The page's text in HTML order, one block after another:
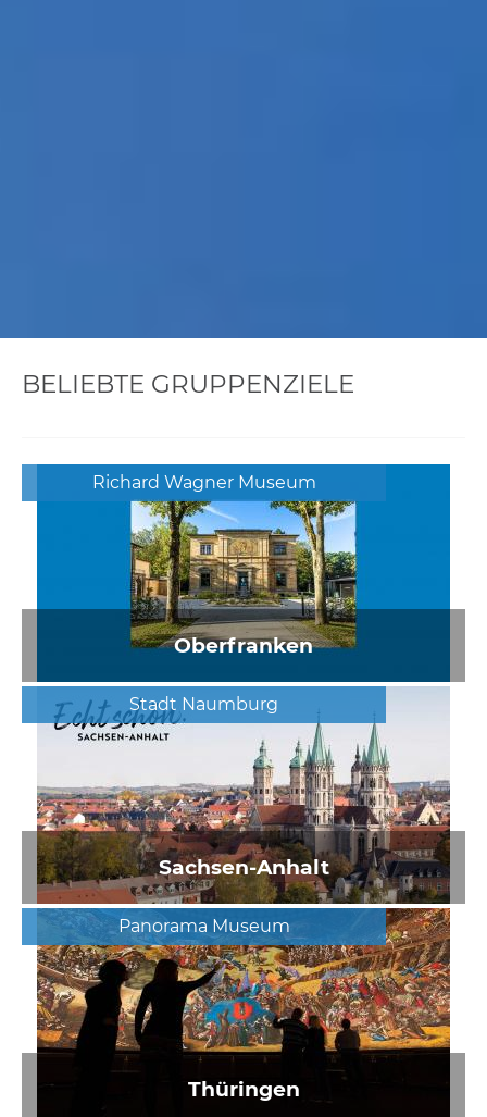
BELIEBTE GRUPPENZIELE
Richard Wagner Museum
Oberfranken
Stadt Naumburg
Sachsen-Anhalt
Panorama Museum
Thüringen